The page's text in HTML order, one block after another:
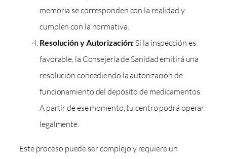
memoria se corresponden con la realidad y
cumplen con la normativa.
Resolución y Autorización:Si la inspección es
favorable, la Consejería de Sanidad emitirá una
resolución concediendo la autorización de
funcionamiento del depósito de medicamentos.
A partir de ese momento, tu centro podrá operar
legalmente.
Este proceso puede ser complejo y requiere un